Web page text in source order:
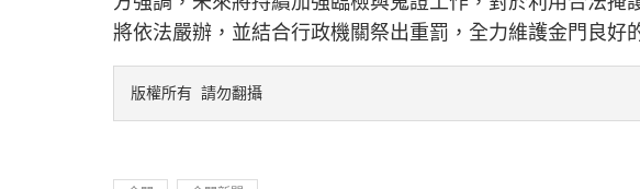
將依法嚴辦，並結合行政機關祭出重罰，全力維護金門良好
版權所有 請勿翻攝